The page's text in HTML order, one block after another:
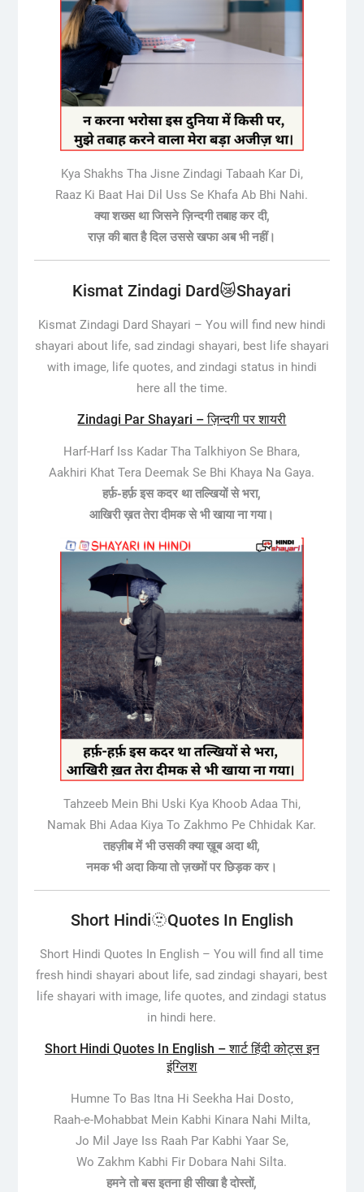
Kya Shakhs Tha Jisne Zindagi Tabaah Kar Di,
Raaz Ki Baat Hai Dil Uss Se Khafa Ab Bhi Nahi.
क्या शख्स था जिसने ज़िन्दगी तबाह कर दी,
राज़ की बात है दिल उससे खफा अब भी नहीं।
Kismat Zindagi Dard😿Shayari
Kismat Zindagi Dard Shayari – You will find new hindi
shayari about life, sad zindagi shayari, best life shayari
with image, life quotes, and zindagi status in hindi
here all the time.
Zindagi Par Shayari – ज़िन्दगी पर शायरी
Harf-Harf Iss Kadar Tha Talkhiyon Se Bhara,
Aakhiri Khat Tera Deemak Se Bhi Khaya Na Gaya.
हर्फ़-हर्फ़ इस कदर था तल्खियों से भरा,
आखिरी ख़त तेरा दीमक से भी खाया ना गया।
Tahzeeb Mein Bhi Uski Kya Khoob Adaa Thi,
Namak Bhi Adaa Kiya To Zakhmo Pe Chhidak Kar.
तहज़ीब में भी उसकी क्या ख़ूब अदा थी,
नमक भी अदा किया तो ज़ख्मों पर छिड़क कर।
Short Hindi🫥Quotes In English
Short Hindi Quotes In English –You will find all time
fresh hindi shayari about life, sad zindagi shayari, best
life shayari with image, life quotes, and zindagi status
in hindi here.
Short Hindi Quotes In English – शार्ट हिंदी कोट्स इन
इंग्लिश
Humne To Bas Itna Hi Seekha Hai Dosto,
Raah-e-Mohabbat Mein Kabhi Kinara Nahi Milta,
Jo Mil Jaye Iss Raah Par Kabhi Yaar Se,
Wo Zakhm Kabhi Fir Dobara Nahi Silta.
हमने तो बस इतना ही सीखा है दोस्तों,